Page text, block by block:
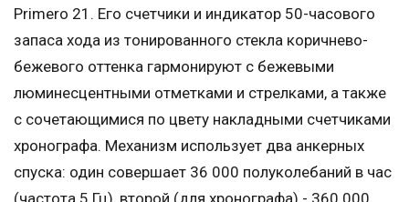
Primero 21. Его счетчики и индикатор 50-часового
запаса хода из тонированного стекла коричнево-
бежевого оттенка гармонируют с бежевыми
люминесцентными отметками и стрелками, а также
с сочетающимися по цвету накладными счетчиками
хронографа. Механизм использует два анкерных
спуска: один совершает 36 000 полуколебаний в час